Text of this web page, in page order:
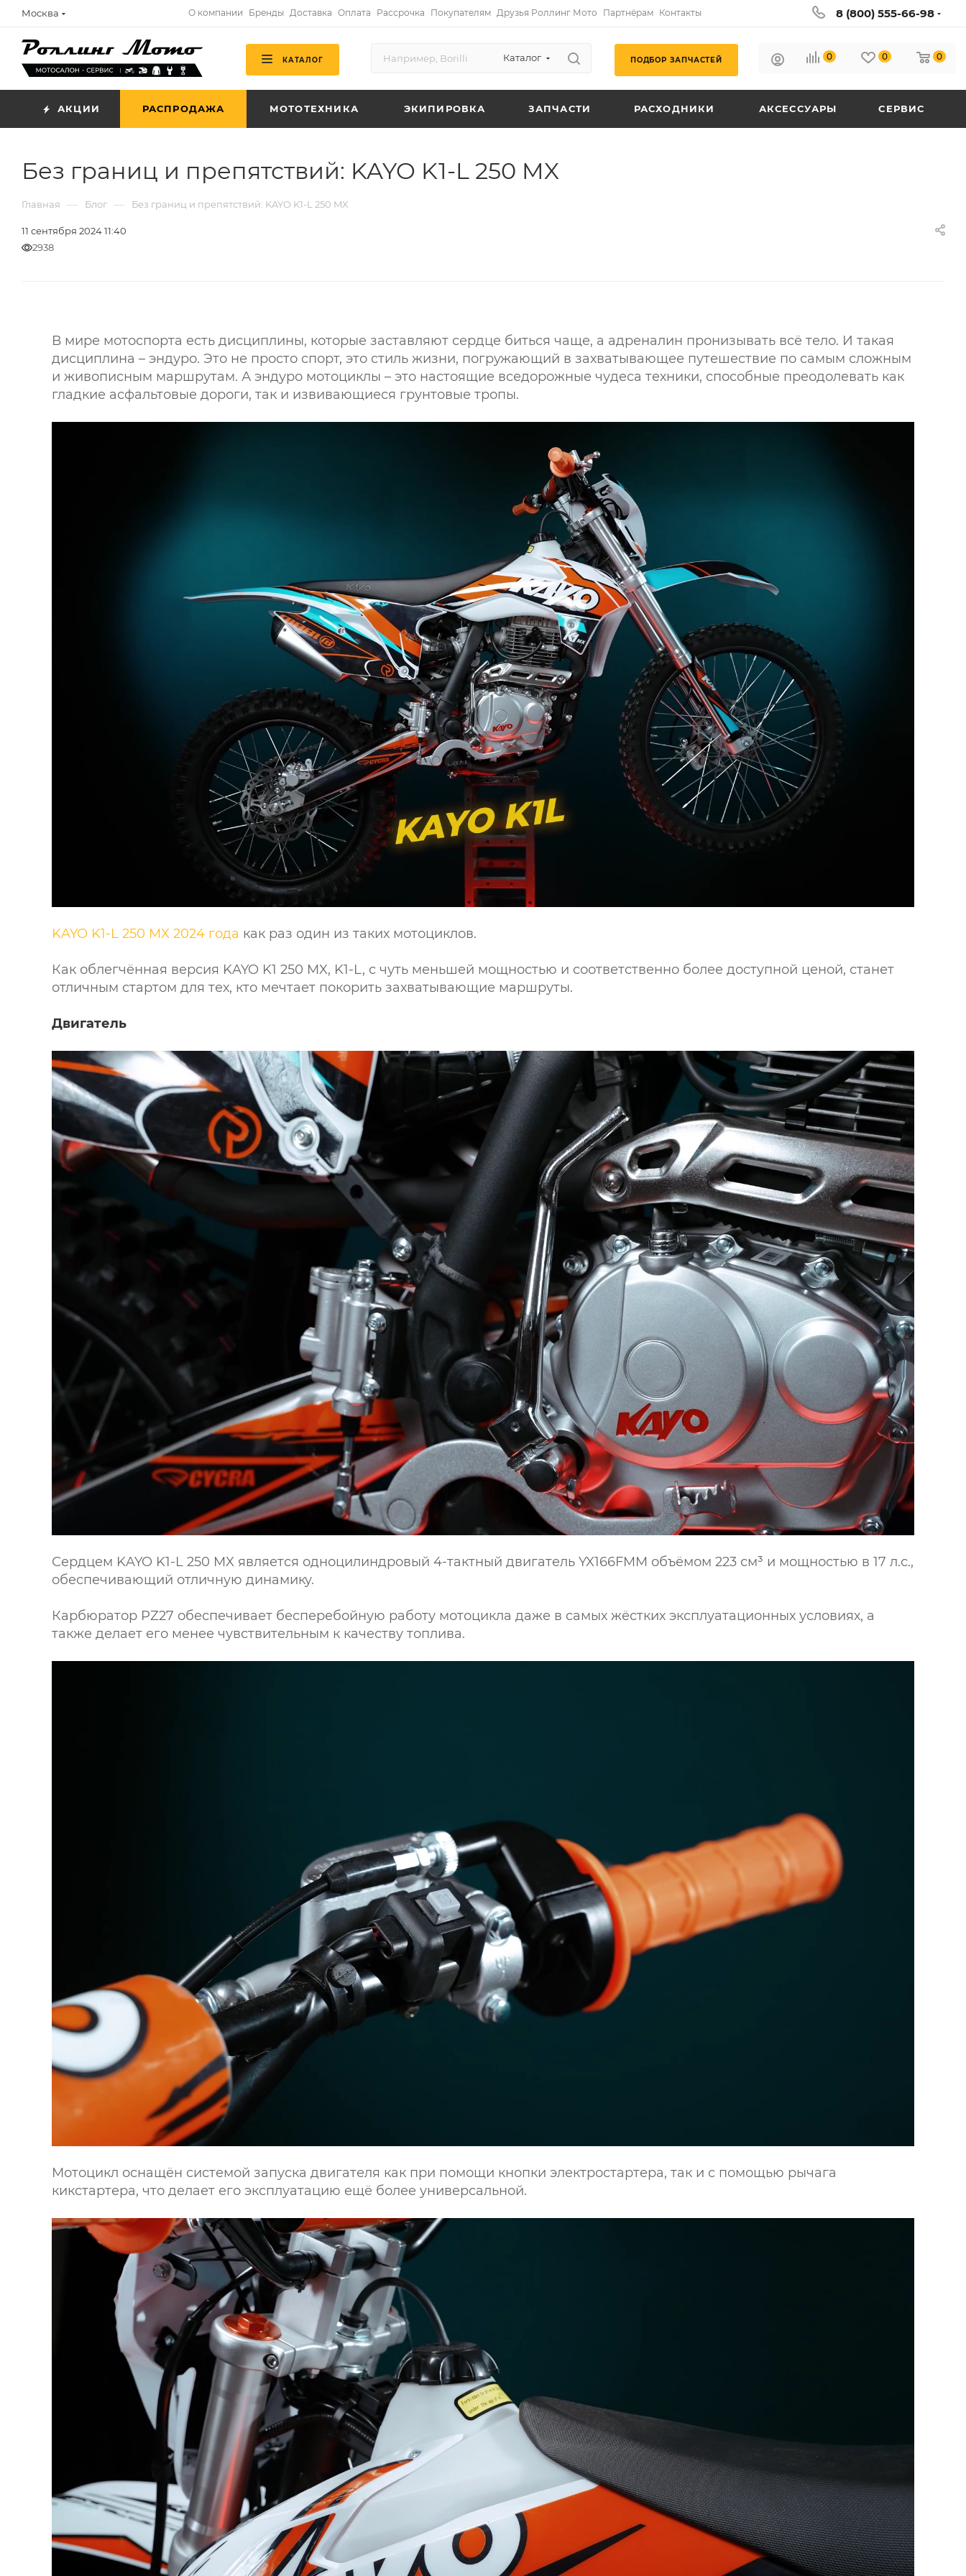
Москва О компании Бренды Доставка Оплата Рассрочка Покупателям Друзья Роллинг Мото Партнёрам Контакты 8 (800) 555-66-98
КАТАЛОГ Каталог ПОДБОР ЗАПЧАСТЕЙ 0 0 0
АКЦИИ РАСПРОДАЖА МОТОТЕХНИКА ЭКИПИРОВКА ЗАПЧАСТИ РАСХОДНИКИ АКСЕССУАРЫ СЕРВИС
Без границ и препятствий: KAYO K1-L 250 MX
Главная — Блог — Без границ и препятствий: KAYO K1-L 250 MX
11 сентября 2024 11:40
2938
В мире мотоспорта есть дисциплины, которые заставляют сердце биться чаще, а адреналин пронизывать всё тело. И такая
дисциплина – эндуро. Это не просто спорт, это стиль жизни, погружающий в захватывающее путешествие по самым сложным
и живописным маршрутам. А эндуро мотоциклы – это настоящие вседорожные чудеса техники, способные преодолевать как
гладкие асфальтовые дороги, так и извивающиеся грунтовые тропы.
KAYO K1-L 250 MX 2024 года как раз один из таких мотоциклов.
Как облегчённая версия KAYO K1 250 MX, K1-L, с чуть меньшей мощностью и соответственно более доступной ценой, станет
отличным стартом для тех, кто мечтает покорить захватывающие маршруты.
Двигатель
Сердцем KAYO K1-L 250 MX является одноцилиндровый 4-тактный двигатель YX166FMM объёмом 223 см³ и мощностью в 17 л.с.,
обеспечивающий отличную динамику.
Карбюратор PZ27 обеспечивает бесперебойную работу мотоцикла даже в самых жёстких эксплуатационных условиях, а
также делает его менее чувствительным к качеству топлива.
Мотоцикл оснащён системой запуска двигателя как при помощи кнопки электростартера, так и с помощью рычага
кикстартера, что делает его эксплуатацию ещё более универсальной.